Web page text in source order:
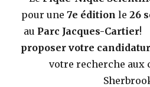
pour une 7e édition le 26
au Parc Jacques-Cartier!
proposer votre
votre recherche aux